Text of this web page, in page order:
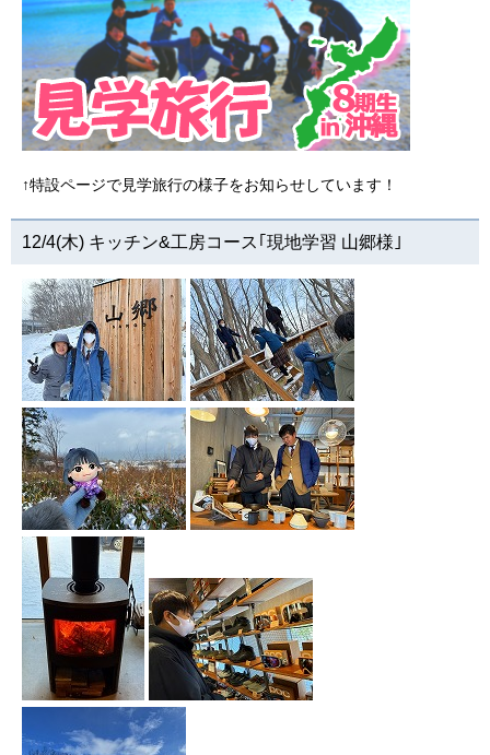
↑特設ページで見学旅行の様子をお知らせしています！
12/4(木) キッチン&工房コース｢現地学習 山郷様｣